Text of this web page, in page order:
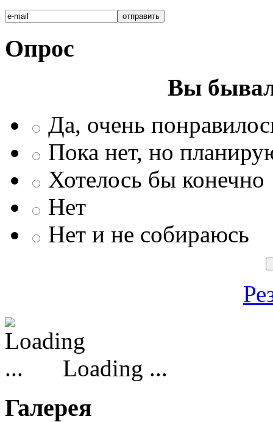
Опрос
Вы
Да, очень
Пока нет, но
Хотелось бы конечно
Нет
Нет и не собираюсь
Loading ...
Галерея